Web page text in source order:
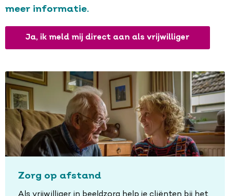
meer informatie.
Ja, ik meld mij direct aan als vrijwilliger
Zorg op afstand